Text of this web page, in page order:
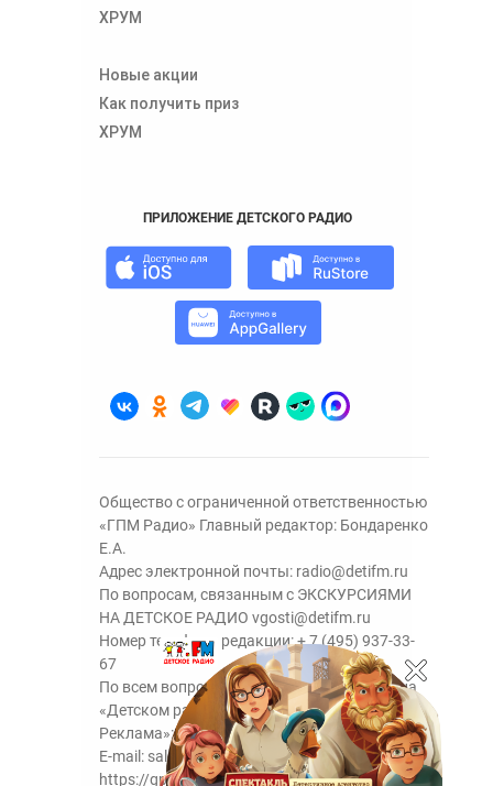
ХРУМ
Новые акции
Как получить приз
ХРУМ
ПРИЛОЖЕНИЕ ДЕТСКОГО РАДИО
Общество с ограниченной ответственностью
«ГПМ Радио» Главный редактор: Бондаренко
Е.А.
Адрес электронной почты: radio@detifm.ru
По вопросам, связанным с ЭКСКУРСИЯМИ
НА ДЕТСКОЕ РАДИО vgosti@detifm.ru
Номер телефона редакции:+ 7 (495) 937-33-
67
По всем вопросам размещения рекламы на
«Детском радио» - сейлз-хаус «ГПМ
Реклама»:+7 (495) 921-40-41
E-mail: sales@gazprom-media.ru
https://gpmsaleshouse.ru/